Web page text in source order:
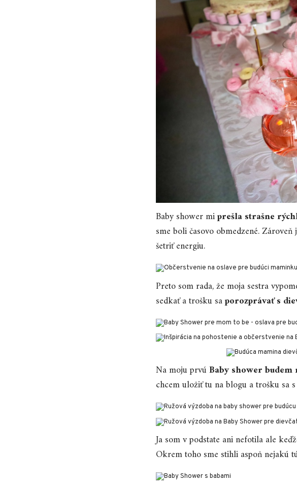
Baby shower miprešla strašne
sme boli časovo obmedzené.
šetriť energiu.
Preto som rada, že moja sestra
sedkať a trošku saporozprávať s
Na moju prvúBaby shower
chcem uložiť tu na blogu a trošku sa
Ja som v podstate ani nefotila ale
Okrem toho sme stihli aspoň nejakú